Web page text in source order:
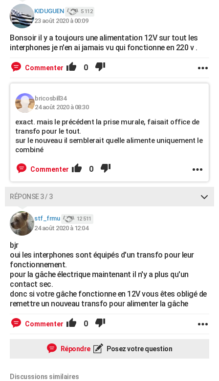
KIDUGUEN 5 112
23 août 2020 à 00:09
Bonsoir il y a toujours une alimentation 12V sur tout les
interphones je n'en ai jamais vu qui fonctionne en 220 v .
Commenter 0
bricosbill34
24 août 2020 à 08:30
exact. mais le précédent la prise murale, faisait office de
transfo pour le tout.
sur le nouveau il semblerait quelle alimente uniquement le
combiné
Commenter 0
RÉPONSE 3 / 3
stf_frmu 12 511
24 août 2020 à 12:04
bjr
oui les interphones sont équipés d'un transfo pour leur
fonctionnement.
pour la gâche électrique maintenant il n'y a plus qu'un
contact sec.
donc si votre gâche fonctionne en 12V vous êtes obligé de
remettre un nouveau transfo pour alimenter la gâche
Commenter 0
Répondre Posez votre question
Discussions similaires